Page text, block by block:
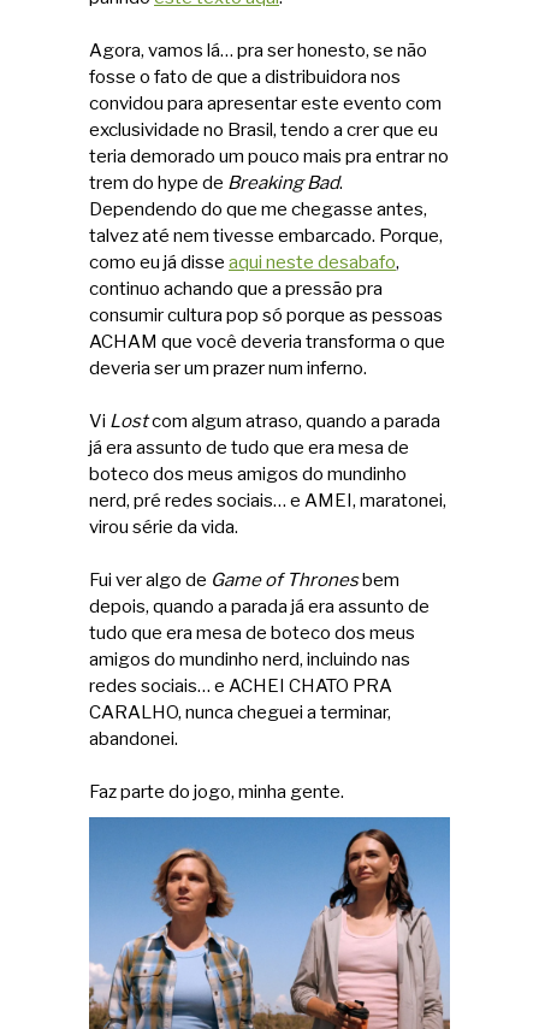
Agora, vamos lá… pra ser honesto, se não
fosse o fato de que a distribuidora nos
convidou para apresentar este evento com
exclusividade no Brasil, tendo a crer que eu
teria demorado um pouco mais pra entrar no
trem do hype de Breaking Bad.
Dependendo do que me chegasse antes,
talvez até nem tivesse embarcado. Porque,
como eu já disse aqui neste desabafo,
continuo achando que a pressão pra
consumir cultura pop só porque as pessoas
ACHAM que você deveria transforma o que
deveria ser um prazer num inferno.
Vi Lostcom algum atraso, quando a parada
já era assunto de tudo que era mesa de
boteco dos meus amigos do mundinho
nerd, pré redes sociais… e AMEI, maratonei,
virou série da vida.
Fui ver algo de Game of Thronesbem
depois, quando a parada já era assunto de
tudo que era mesa de boteco dos meus
amigos do mundinho nerd, incluindo nas
redes sociais… e ACHEI CHATO PRA
CARALHO, nunca cheguei a terminar,
abandonei.
Faz parte do jogo, minha gente.